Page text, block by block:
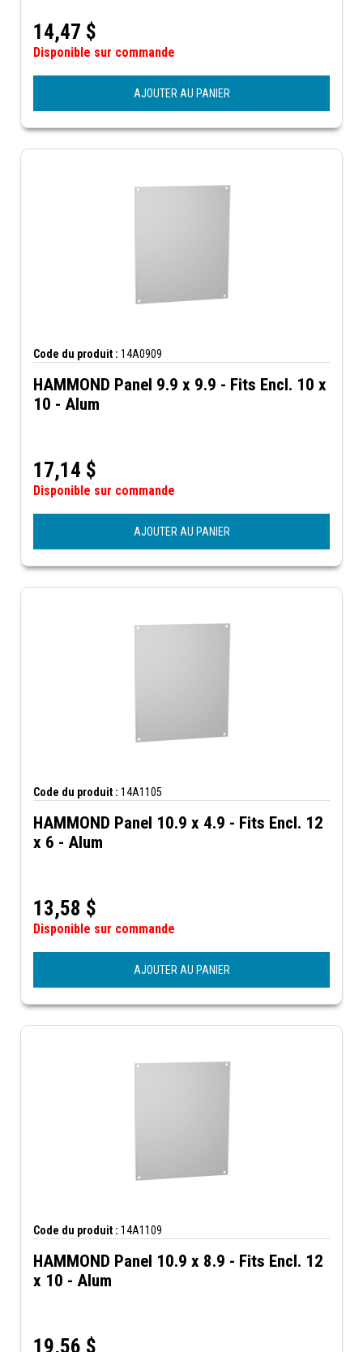
14,47 $
Disponible sur commande
AJOUTER AU PANIER
Code du produit : 14A0909
HAMMOND Panel 9.9 x 9.9 - Fits Encl. 10 x
10 - Alum
17,14 $
Disponible sur commande
AJOUTER AU PANIER
Code du produit : 14A1105
HAMMOND Panel 10.9 x 4.9 - Fits Encl. 12
x 6 - Alum
13,58 $
Disponible sur commande
AJOUTER AU PANIER
Code du produit : 14A1109
HAMMOND Panel 10.9 x 8.9 - Fits Encl. 12
x 10 - Alum
19,56 $